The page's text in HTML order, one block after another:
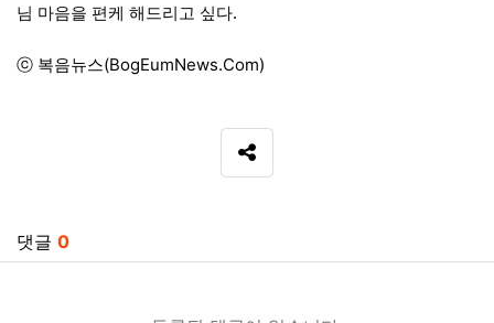
님 마음을 편케 해드리고 싶다.
ⓒ 복음뉴스(BogEumNews.Com)
SNS 공유
댓글 0